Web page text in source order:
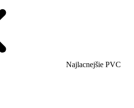
Najlacnejšie PVC